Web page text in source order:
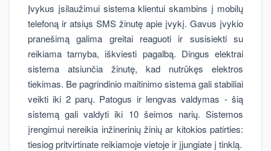
Įvykus įsilaužimui sistema klientui skambins į mobilų
telefoną ir atsiųs SMS žinutę apie įvykį. Gavus įvykio
pranešimą galima greitai reaguoti ir susisiekti su
reikiama tarnyba, iškviesti pagalbą. Dingus elektrai
sistema atsiunčia žinutę, kad nutrūkęs elektros
tiekimas. Be pagrindinio maitinimo sistema gali stabiliai
veikti iki 2 parų. Patogus ir lengvas valdymas - šią
sistemą gali valdyti iki 10 šeimos narių. Sistemos
įrengimui nereikia inžinerinių žinių ar kitokios patirties:
tiesiog pritvirtinate reikiamoje vietoje ir įjungiate į tinklą.